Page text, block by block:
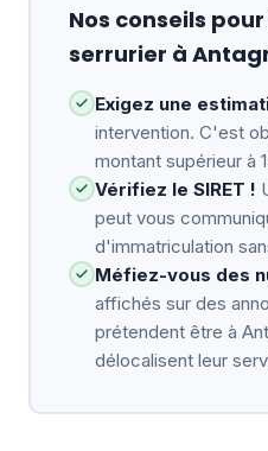
Nos conseils
serrurier à
Exigez une
intervention. C'est
montant supérieur à
Vérifiez le SIRET !
peut vous
d'immatriculation
Méfiez-vous des
affichés sur des
prétendent être à
délocalisent leur